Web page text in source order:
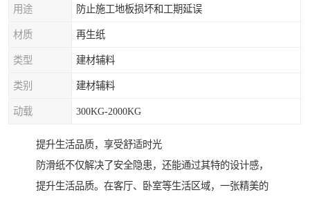
用途 防止施工地板损坏和工期延误
材质 再生纸
类型 建材辅料
类别 建材辅料
动载 300KG-2000KG
提升生活品质，享受舒适时光
防滑纸不仅解决了安全隐患，还能通过其特的设计感，
提升生活品质。在客厅、卧室等生活区域，一张精美的